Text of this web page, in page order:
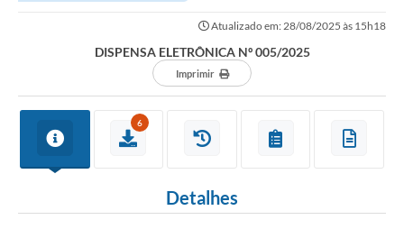
Atualizado em: 28/08/2025 às 15h18
DISPENSA ELETRÔNICA Nº 005/2025
Imprimir
6
Detalhes